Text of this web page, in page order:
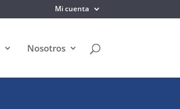
Mi cuenta
Nosotros